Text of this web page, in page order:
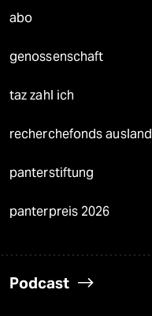
abo
genossenschaft
taz zahl ich
recherchefonds ausland
panterstiftung
panterpreis 2026
Podcast